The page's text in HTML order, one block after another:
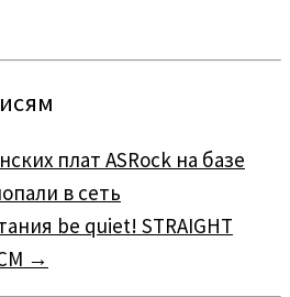
плат ASRock на базе
в сеть
be quiet! STRAIGHT
→